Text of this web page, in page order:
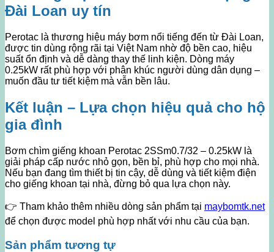
Đài Loan uy tín
Perotac là thương hiệu máy bơm nổi tiếng đến từ Đài Loan,
được tin dùng rộng rãi tại Việt Nam nhờ độ bền cao, hiệu
suất ổn định và dễ dàng thay thế linh kiện. Dòng máy
0.25kW rất phù hợp với phân khúc người dùng dân dụng –
muốn đầu tư tiết kiệm mà vẫn bền lâu.
Kết luận – Lựa chọn hiệu quả cho hộ
gia đình
Bơm chìm giếng khoan Perotac 2SSm0.7/32 – 0.25kW là
giải pháp cấp nước nhỏ gọn, bền bỉ, phù hợp cho mọi nhà.
Nếu bạn đang tìm thiết bị tin cậy, dễ dùng và tiết kiệm điện
cho giếng khoan tại nhà, đừng bỏ qua lựa chọn này.
👉 Tham khảo thêm nhiều dòng sản phẩm tại maybomtk.net
để chọn được model phù hợp nhất với nhu cầu của bạn.
Sản phẩm tương tự